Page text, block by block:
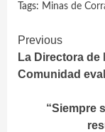
Tags: Minas de
Continue
Reading
Previous
La Directora
Comunidad
“Siempre